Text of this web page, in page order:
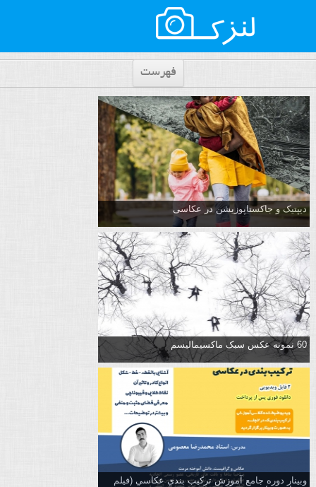
فهرست
دیپتیک و جاکستا‌پوزیشن در عکاسی
60 نمونه عکس سبک ماکسیمالیسم
وبینار دوره جامع آموزش تركيب بندي عكاسي (فیلم